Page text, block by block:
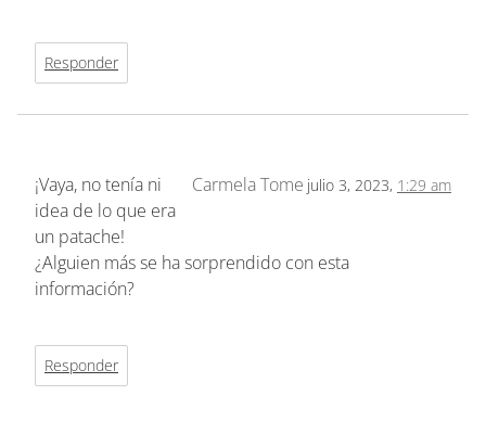
Responder
Carmela Tome julio 3, 2023, 1:29 am
¡Vaya, no tenía ni
idea de lo que era
un patache!
¿Alguien más se ha sorprendido con esta
información?
Responder